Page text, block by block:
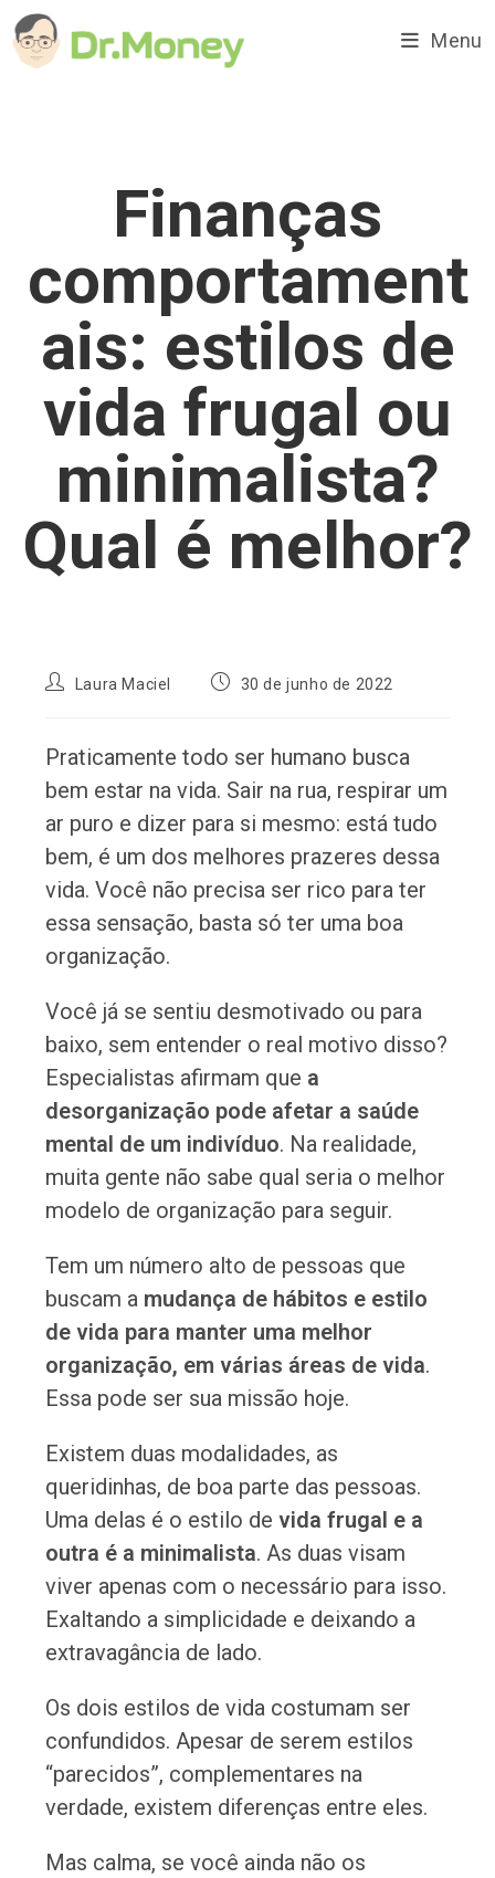
para
Menu
Finanças
comportament
ais: estilos de
vida frugal ou
minimalista?
Qual é melhor?
AutorLaura Maciel
Post30 de junho de 2022
Praticamente todo ser humano busca
bem estar na vida. Sair na rua, respirar um
ar puro e dizer para si mesmo: está tudo
bem, é um dos melhores prazeres dessa
vida. Você não precisa ser rico para ter
essa sensação, basta só ter uma boa
organização.
Você já se sentiu desmotivado ou para
baixo, sem entender o real motivo disso?
Especialistas afirmam que a
desorganização pode afetar a saúde
mental de um indivíduo. Na realidade,
muita gente não sabe qual seria o melhor
modelo de organização para seguir.
Tem um número alto de pessoas que
buscam a mudança de hábitos e estilo
de vida para manter uma melhor
organização, em várias áreas de vida.
Essa pode ser sua missão hoje.
Existem duas modalidades, as
queridinhas, de boa parte das pessoas.
Uma delas é o estilo devida frugal e a
outra é a minimalista. As duas visam
viver apenas com o necessário para isso.
Exaltando a simplicidade e deixando a
extravagância de lado.
Os dois estilos de vida costumam ser
confundidos. Apesar de serem estilos
“parecidos”, complementares na
verdade, existem diferenças entre eles.
Mas calma, se você ainda não os